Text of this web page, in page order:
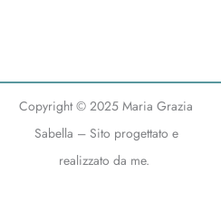
Copyright © 2025 Maria Grazia
Sabella – Sito progettato e
realizzato da me.